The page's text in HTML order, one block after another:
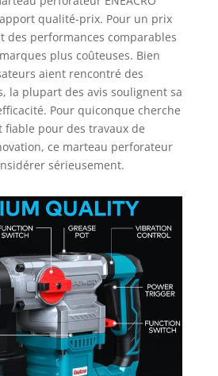
qualité-prix. Pour un prix
performances comparables
plus coûteuses. Bien
aient rencontré des
la plupart des avis soulignent sa
Pour quiconque cherche
pour des travaux de
ce marteau perforateur
sérieusement.